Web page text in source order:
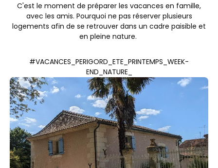
C'est le moment de préparer les vacances en famille,
avec les amis. Pourquoi ne pas réserver plusieurs
logements afin de se retrouver dans un cadre paisible et
en pleine nature.
#VACANCES_PERIGORD_ETE_PRINTEMPS_WEEK-
END_NATURE_